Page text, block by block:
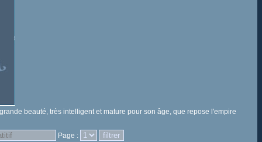
beauté, très intelligent et mature pour son âge, que repose l'empire
Page :